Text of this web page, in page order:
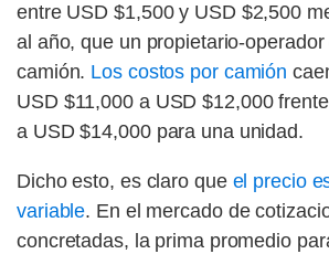
entre USD $1,500 y USD $2,500
al año, que un propietario-
camión. Los costos por camión
USD $11,000 a USD $12,000
a USD $14,000 para una unidad.
Dicho esto, es claro que el precio
variable. En el mercado de
concretadas, la prima promedio